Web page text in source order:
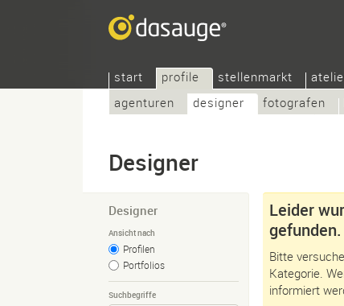
start
profile
agenturen
designer fotografen
stellenmarkt
Designer
Designer
Ansicht nach
Profilen
Portfolios
Suchbegriffe
Leider
gefunden.
Bitte
Kategorie.
informiert